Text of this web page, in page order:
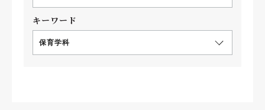
キーワード
保育学科